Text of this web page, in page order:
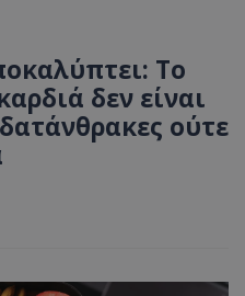
Tο
δεν είναι
ούτε